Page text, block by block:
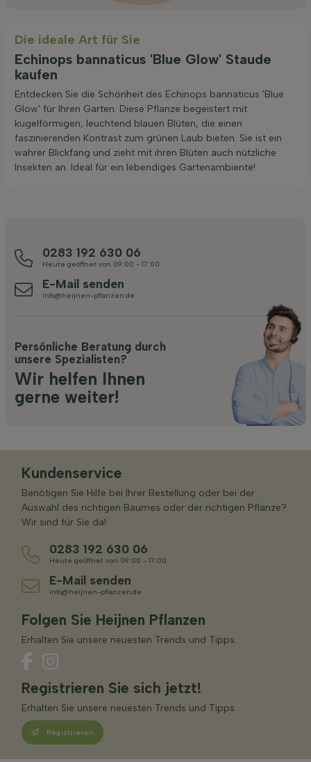
Die ideale Art für Sie
Echinops bannaticus 'Blue Glow' Staude
kaufen
Entdecken Sie die Schönheit des Echinops bannaticus 'Blue
Glow' für Ihren Garten. Diese Pflanze begeistert mit
kugelförmigen, leuchtend blauen Blüten, die einen
faszinierenden Kontrast zum grünen Laub bieten. Sie ist ein
wahrer Blickfang und zieht mit ihren Blüten auch nützliche
Insekten an. Ideal für ein lebendiges Gartenambiente!
0283 192 630 06
Heute geöffnet von 09:00 - 17:00
E-Mail senden
info@heijnen-pflanzen.de
Persönliche Beratung durch
unsere Spezialisten?
Wir helfen Ihnen
gerne weiter!
Kundenservice
Benötigen Sie Hilfe bei Ihrer Bestellung oder bei der
Auswahl des richtigen Baumes oder der richtigen Pflanze?
Wir sind für Sie da!
0283 192 630 06
Heute geöffnet von 09:00 - 17:00
E-Mail senden
info@heijnen-pflanzen.de
Folgen Sie Heijnen Pflanzen
Erhalten Sie unsere neuesten Trends und Tipps.
Registrieren Sie sich jetzt!
Erhalten Sie unsere neuesten Trends und Tipps.
Registrieren